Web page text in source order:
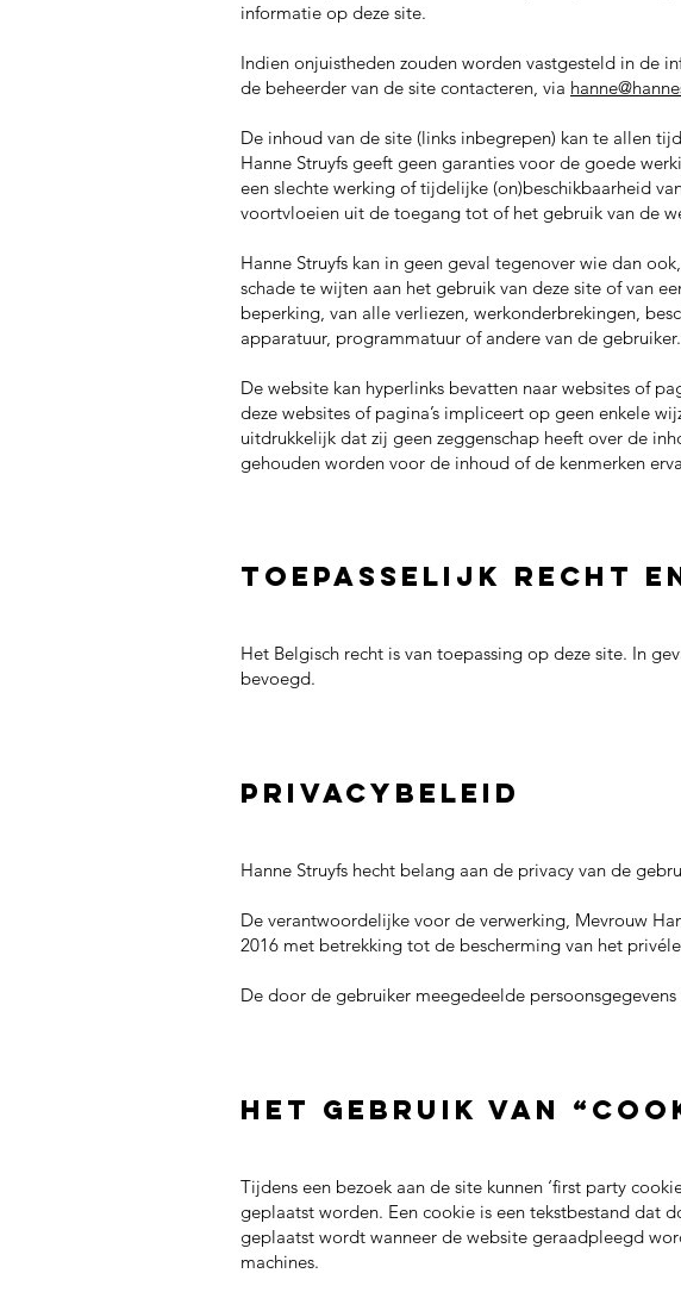
informatie op deze site.
Indien onjuistheden zouden worden vastgesteld in de
de beheerder van de site contacteren, via
De inhoud van de site (links inbegrepen) kan te allen
Hanne Struyfs geeft geen garanties voor de goede
een slechte werking of tijdelijke (on)beschikbaarheid
voortvloeien uit de toegang tot of het gebruik van de
Hanne Struyfs kan in geen geval tegenover wie dan
schade te wijten aan het gebruik van deze site of van
beperking, van alle verliezen, werkonderbrekingen,
apparatuur, programmatuur of andere van de gebruiker.
De website kan hyperlinks bevatten naar websites of
deze websites of pagina’s impliceert op geen enkele
uitdrukkelijk dat zij geen zeggenschap heeft over de
gehouden worden voor de inhoud of de kenmerken
Toepasselijk recht
Het Belgisch recht is van toepassing op deze site. In
bevoegd.
Privacybeleid
Hanne Struyfs hecht belang aan de privacy van de
De verantwoordelijke voor de verwerking, Mevrouw
2016 met betrekking tot de bescherming van het
De door de gebruiker meegedeelde
Het gebruik van
Tijdens een bezoek aan de site kunnen ‘first party
geplaatst worden. Een cookie is een tekstbestand dat
geplaatst wordt wanneer de website geraadpleegd
machines.